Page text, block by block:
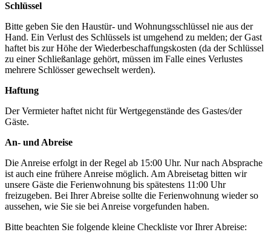
Schlüssel
Bitte geben Sie den Haustür- und Wohnungsschlüssel nie aus der
Hand. Ein Verlust des Schlüssels ist umgehend zu melden; der Gast
haftet bis zur Höhe der Wiederbeschaffungskosten (da der Schlüssel
zu einer Schließanlage gehört, müssen im Falle eines Verlustes
mehrere Schlösser gewechselt werden).
Haftung
Der Vermieter haftet nicht für Wertgegenstände des Gastes/der
Gäste.
An- und Abreise
Die Anreise erfolgt in der Regel ab 15:00 Uhr. Nur nach Absprache
ist auch eine frühere Anreise möglich. Am Abreisetag bitten wir
unsere Gäste die Ferienwohnung bis spätestens 11:00 Uhr
freizugeben. Bei Ihrer Abreise sollte die Ferienwohnung wieder so
aussehen, wie Sie sie bei Anreise vorgefunden haben.
Bitte beachten Sie folgende kleine Checkliste vor Ihrer Abreise: